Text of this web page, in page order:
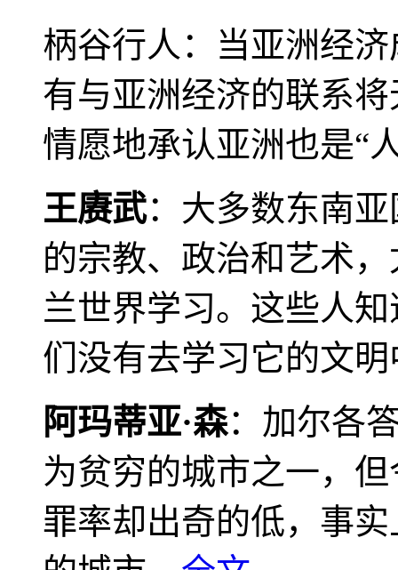
柄谷行人：当亚洲经
有与亚洲经济的联系
情愿地承认亚洲也是“
王赓武：大多数东南
的宗教、政治和艺术
兰世界学习。这些人
们没有去学习它的文
阿玛蒂亚·森：加尔各
为贫穷的城市之一，
罪率却出奇的低，事